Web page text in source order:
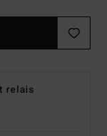
relais